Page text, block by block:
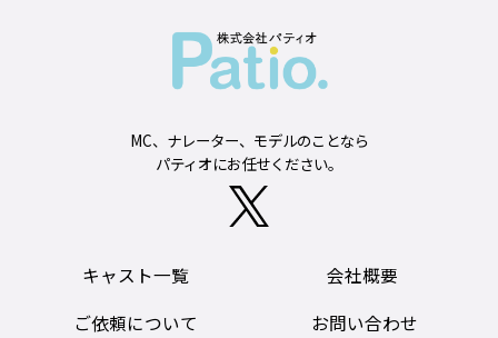
MC、ナレーター、モデルのことなら
パティオにお任せください。
キャスト一覧
会社概要
ご依頼について
お問い合わせ